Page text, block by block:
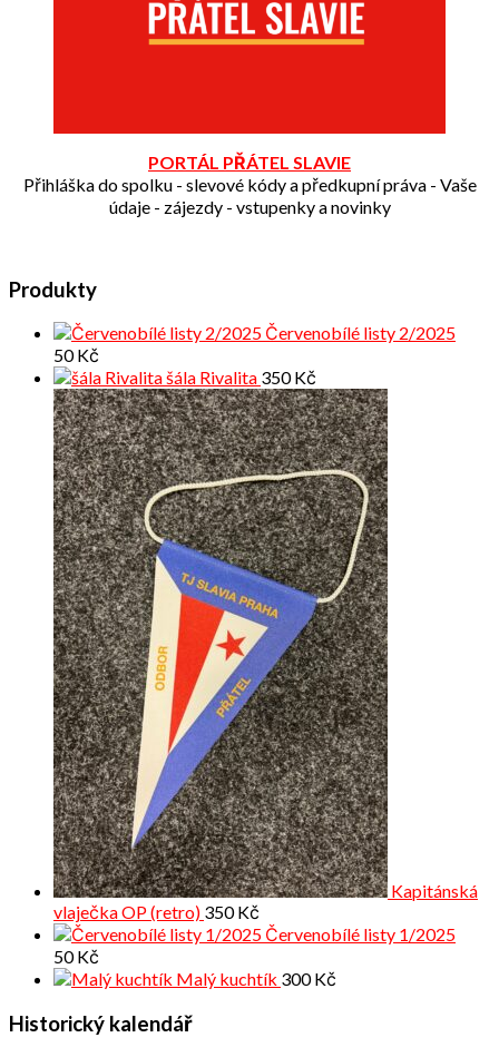
PORTÁL PŘÁTEL SLAVIE
Přihláška do spolku - slevové kódy a předkupní práva - Vaše
údaje - zájezdy - vstupenky a novinky
Produkty
Červenobílé listy 2/2025
50Kč
šála Rivalita 350Kč
Kapitánská
vlaječka OP (retro) 350Kč
Červenobílé listy 1/2025
50Kč
Malý kuchtík 300Kč
Historický kalendář